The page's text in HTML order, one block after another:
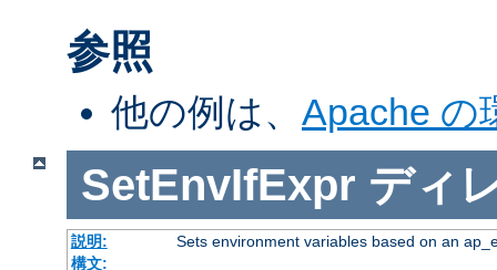
参照
他の例は、 Apache の
SetEnvIfExpr ディ
説明:
Sets environment variables based on an
構文: